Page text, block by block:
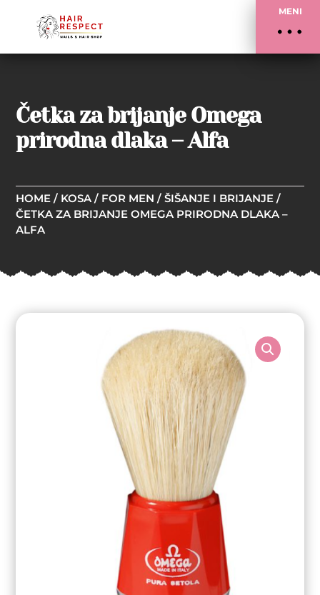
MENI
Četka za brijanje Omega
prirodna dlaka – Alfa
HOME / KOSA / FOR MEN /ŠIŠANJE I BRIJANJE /
ČETKA ZA BRIJANJE OMEGA PRIRODNA DLAKA –
ALFA